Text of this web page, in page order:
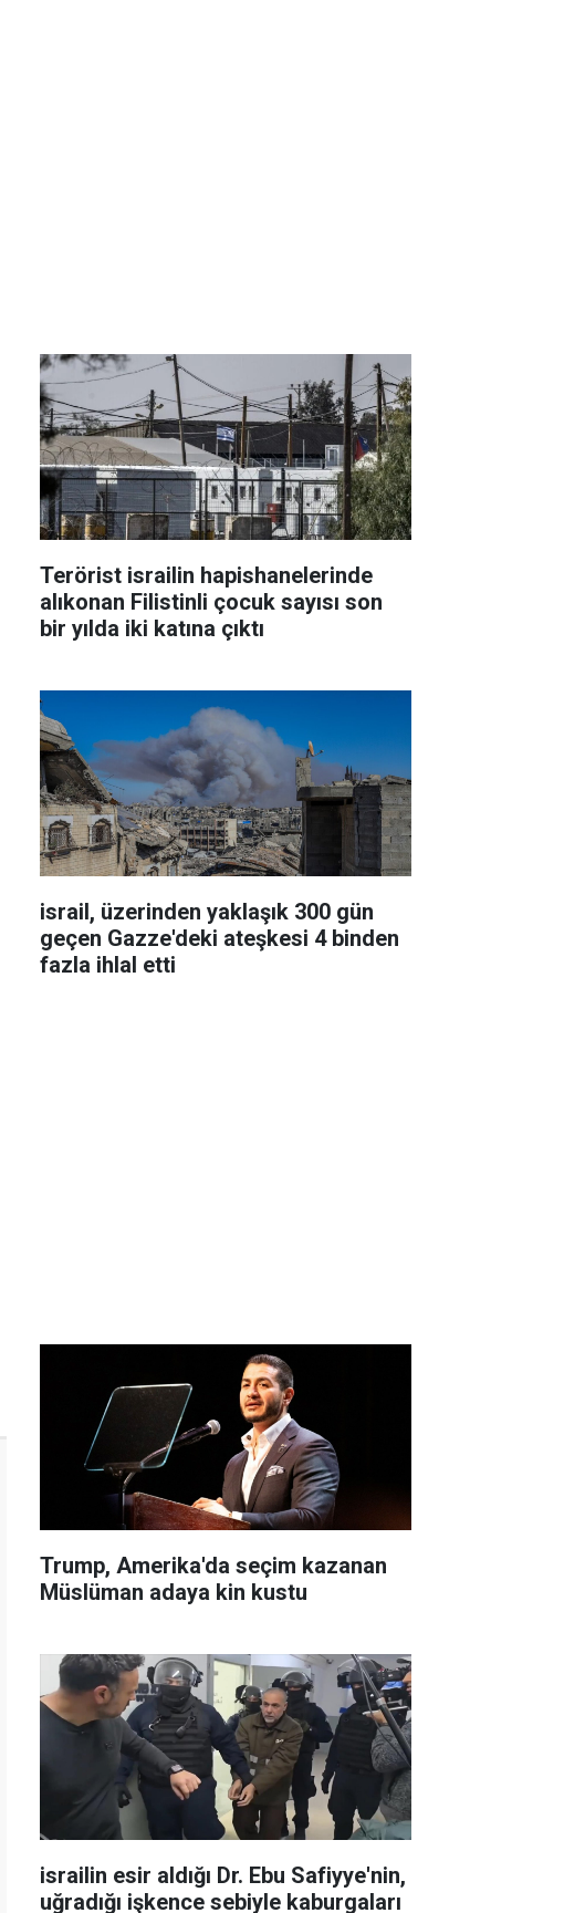
Terörist israilin hapishanelerinde
alıkonan Filistinli çocuk sayısı son
bir yılda iki katına çıktı
israil, üzerinden yaklaşık 300 gün
geçen Gazze'deki ateşkesi 4 binden
fazla ihlal etti
Trump, Amerika'da seçim kazanan
Müslüman adaya kin kustu
israilin esir aldığı Dr. Ebu Safiyye'nin,
uğradığı işkence sebiyle kaburgaları